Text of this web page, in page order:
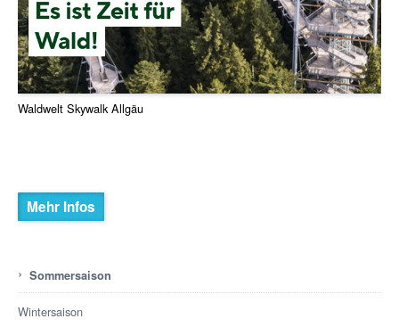
Waldwelt Skywalk Allgäu
Mehr Infos
› Sommersaison
Wintersaison